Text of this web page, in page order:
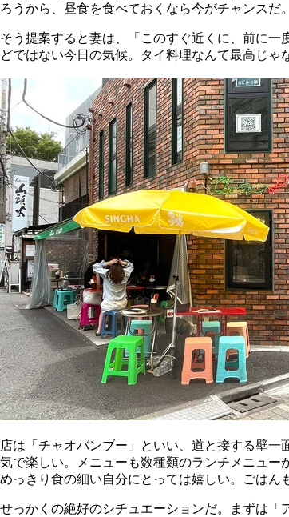
ろうから、昼食を食べておくなら今がチャンスだ。
そう提案すると妻は、「このすぐ近くに、前に
どではない今日の気候。タイ料理なんて最高じゃ
店は「チャオバンブー」といい、道と接する壁
気で楽しい。メニューも数種類のランチメニュ
めっきり食の細い自分にとっては嬉しい。ごはん
せっかくの絶好のシチュエーションだ。まずは「